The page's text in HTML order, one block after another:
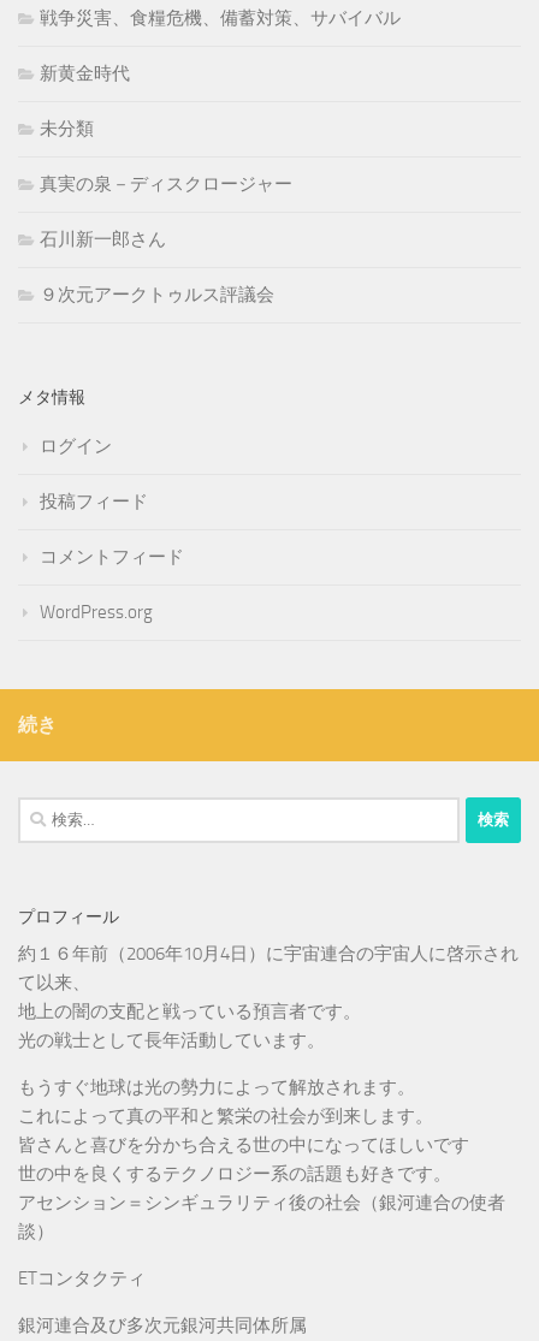
戦争災害、食糧危機、備蓄対策、サバイバル
新黄金時代
未分類
真実の泉－ディスクロージャー
石川新一郎さん
９次元アークトゥルス評議会
メタ情報
ログイン
投稿フィード
コメントフィード
WordPress.org
続き
検
索:
プロフィール
約１６年前（2006年10月4日）に宇宙連合の宇宙人に啓示され
て以来、
地上の闇の支配と戦っている預言者です。
光の戦士として長年活動しています。
もうすぐ地球は光の勢力によって解放されます。
これによって真の平和と繁栄の社会が到来します。
皆さんと喜びを分かち合える世の中になってほしいです
世の中を良くするテクノロジー系の話題も好きです。
アセンション＝シンギュラリティ後の社会（銀河連合の使者
談）
ETコンタクティ
銀河連合及び多次元銀河共同体所属